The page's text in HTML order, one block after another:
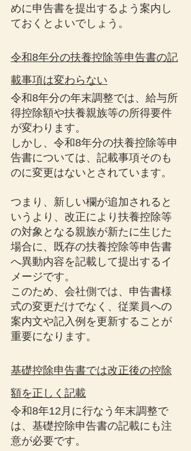
めに申告書を提出するよう案内し
ておくとよいでしょう。
令和8年分の扶養控除等申告書の記
載事項は変わらない
令和8年分の年末調整では、給与所
得控除額や扶養親族等の所得要件
が変わります。
しかし、令和8年分の扶養控除等申
告書については、記載事項そのも
のに変更はないとされています。
つまり、新しい欄が追加されると
いうより、改正により扶養控除等
の対象となる親族が新たに生じた
場合に、既存の扶養控除等申告書
へ異動内容を記載して提出するイ
メージです。
このため、会社側では、申告書様
式の変更だけでなく、従業員への
案内文や記入例を更新することが
重要になります。
基礎控除申告書では改正後の控除
額を正しく記載
令和8年12月に行なう年末調整で
は、基礎控除申告書の記載にも注
意が必要です。